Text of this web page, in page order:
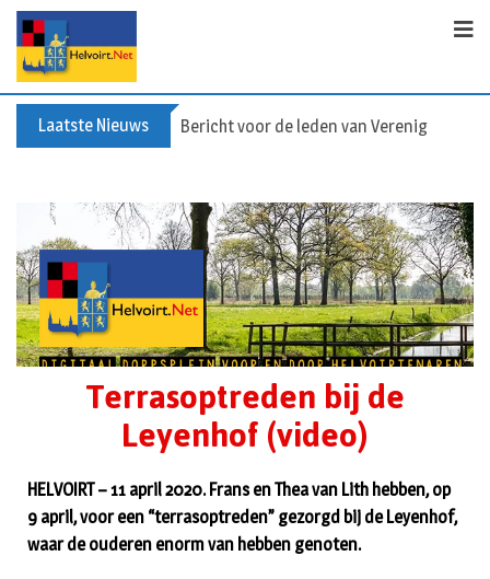
Laatste Nieuws Valse collecte KVW
Terrasoptreden bij de
Leyenhof (video)
HELVOIRT – 11 april 2020. Frans en Thea van Lith hebben, op
9 april, voor een “terrasoptreden” gezorgd bij de Leyenhof,
waar de ouderen enorm van hebben genoten.